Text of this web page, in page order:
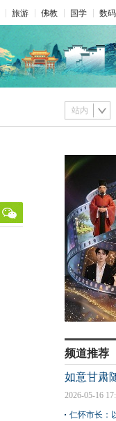
旅游 佛教 国学 数码
站内
频道推荐
如意甘肃
2026-05-16
仁怀市长：